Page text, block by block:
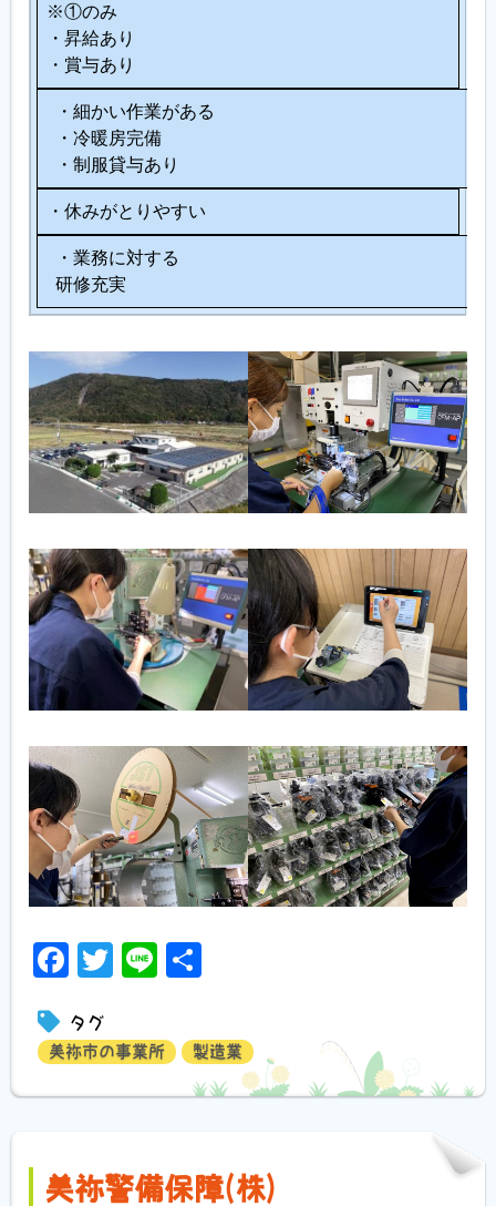
※①のみ
・昇給あり
・賞与あり
・細かい作業がある
・冷暖房完備
・制服貸与あり
・休みがとりやすい
・業務に対する
研修充実
Facebook
Twitter
Line
タグ
美祢市の事業所 製造業
美祢警備保障(株)